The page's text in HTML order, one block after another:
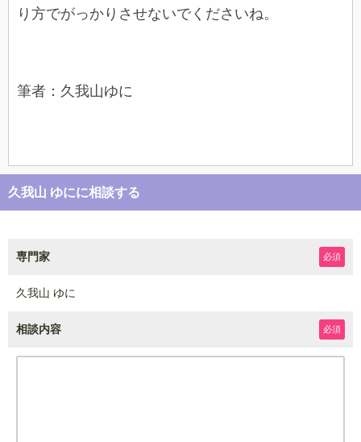
り方でがっかりさせないでくださいね。
筆者：久我山ゆに
久我山 ゆにに相談する
専門家 必須
久我山 ゆに
相談内容 必須